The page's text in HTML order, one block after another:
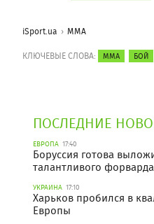
iSport.ua ММА
КЛЮЧЕВЫЕ СЛОВА: ММА БОЙ
ПОСЛЕДНИЕ
ЕВРОПА 17:40
Боруссия готова
талантливого
УКРАИНА 17:10
Харьков пробился в
Европы